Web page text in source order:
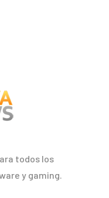
todos los
y gaming.